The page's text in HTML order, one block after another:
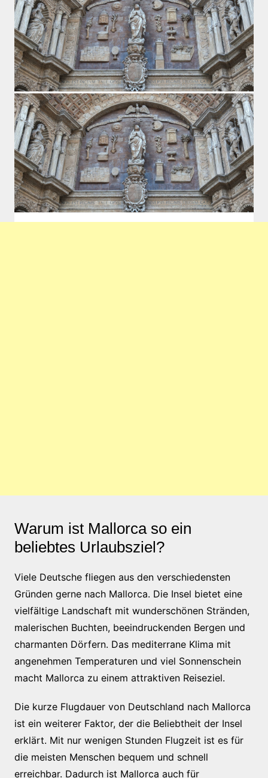
Warum ist Mallorca so ein
beliebtes Urlaubsziel?
Viele Deutsche fliegen aus den verschiedensten
Gründen gerne nach Mallorca. Die Insel bietet eine
vielfältige Landschaft mit wunderschönen Stränden,
malerischen Buchten, beeindruckenden Bergen und
charmanten Dörfern. Das mediterrane Klima mit
angenehmen Temperaturen und viel Sonnenschein
macht Mallorca zu einem attraktiven Reiseziel.
Die kurze Flugdauer von Deutschland nach Mallorca
ist ein weiterer Faktor, der die Beliebtheit der Insel
erklärt. Mit nur wenigen Stunden Flugzeit ist es für
die meisten Menschen bequem und schnell
erreichbar. Dadurch ist Mallorca auch für